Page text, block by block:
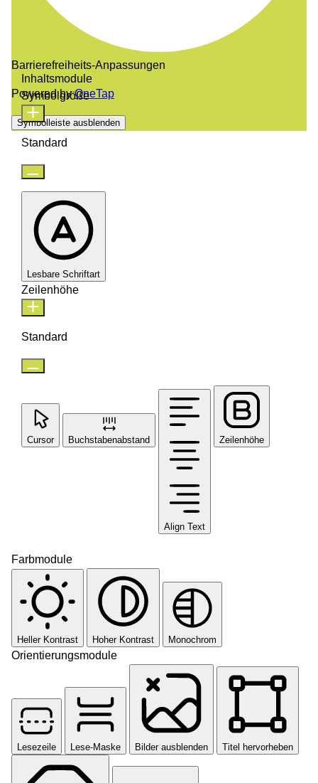
Barrierefreiheits-Anpassungen
Powered byOneTap
Symbolleiste ausblenden
Inhaltsmodule
Symbolgröße
Standard
Lesbare Schriftart
Zeilenhöhe
Standard
Cursor Buchstabenabstand
Align Text
Zeilenhöhe
Farbmodule
Heller Kontrast Hoher Kontrast Monochrom
Orientierungsmodule
Lesezeile Lese-Maske Bilder ausblenden Titel hervorheben